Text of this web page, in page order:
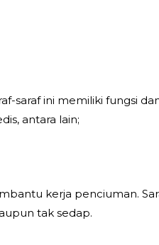
saraf ini memiliki fungsi
antara lain;
kerja penciuman.
tak sedap.